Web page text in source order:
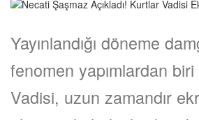
Yayınlandığı döneme
fenomen yapımlardan
Vadisi, uzun zamandır